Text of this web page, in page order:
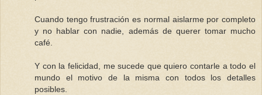
Cuando tengo frustración es normal aislarme por completo
y no hablar con nadie, además de querer tomar mucho
café.
Y con la felicidad, me sucede que quiero contarle a todo el
mundo el motivo de la misma con todos los detalles
posibles.